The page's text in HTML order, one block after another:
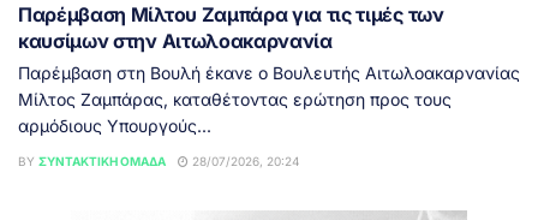
Παρέμβαση Μίλτου Ζαμπάρα για τις τιμές των
καυσίμων στην Αιτωλοακαρνανία
Παρέμβαση στη Βουλή έκανε ο Βουλευτής Αιτωλοακαρνανίας
Μίλτος Ζαμπάρας, καταθέτοντας ερώτηση προς τους
αρμόδιους Υπουργούς...
BY ΣΥΝΤΑΚΤΙΚΉ ΟΜΆΔΑ 28/07/2026, 20:24